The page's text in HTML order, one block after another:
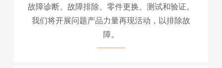
故障诊断、故障排除、零件更换、测试和验证。
我们将开展问题产品力量再现活动，以排除故
障。